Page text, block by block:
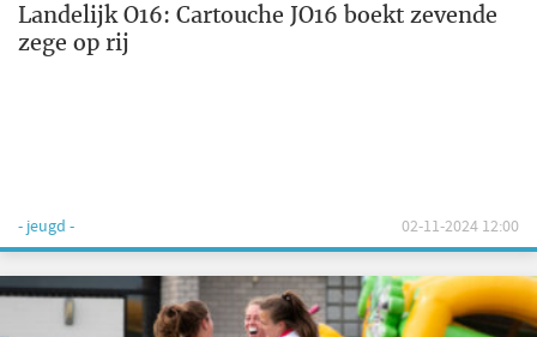
Landelijk O16: Cartouche JO16 boekt zevende
zege op rij
- jeugd - 02-11-2024 12:00